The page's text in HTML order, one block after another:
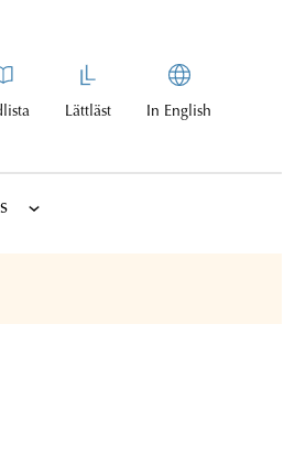
Lättläst In English